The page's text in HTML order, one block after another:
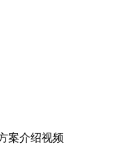
案介绍视频